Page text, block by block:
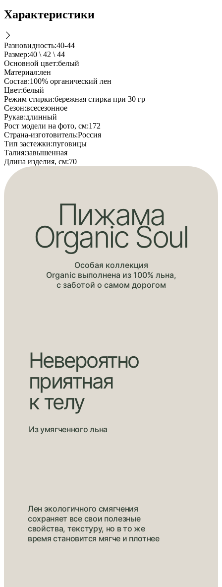
Характеристики
Разновидность:40-44
Размер:40 \ 42 \ 44
Основной цвет:белый
Материал:лен
Состав:100% органический лен
Цвет:белый
Режим стирки:бережная стирка при 30 гр
Cезон:всесезонное
Рукав:длинный
Рост модели на фото, см:172
Страна-изготовитель:Россия
Тип застежки:пуговицы
Талия:завышенная
Длина изделия, см:70
Пижама
Organic Soul
Особая коллекция
Organic выполнена из 100% льна,
с заботой о самом дорогом
Невероятно
приятная
к телу
Из умягченного льна
Лен экологичного смягчения
сохраняет все свои полезные
свойства, текстуру, но в то же
время становится мягче и плотнее